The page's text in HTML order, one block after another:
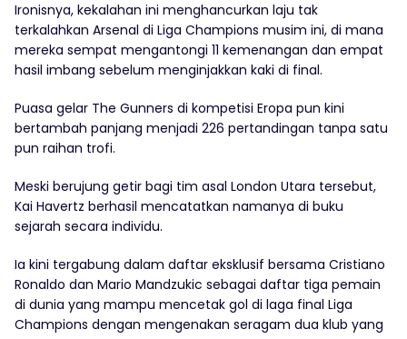
Ironisnya, kekalahan ini menghancurkan laju tak
terkalahkan Arsenal di Liga Champions musim ini, di mana
mereka sempat mengantongi 11 kemenangan dan empat
hasil imbang sebelum menginjakkan kaki di final.
Puasa gelar The Gunners di kompetisi Eropa pun kini
bertambah panjang menjadi 226 pertandingan tanpa satu
pun raihan trofi.
Meski berujung getir bagi tim asal London Utara tersebut,
Kai Havertz berhasil mencatatkan namanya di buku
sejarah secara individu.
Ia kini tergabung dalam daftar eksklusif bersama Cristiano
Ronaldo dan Mario Mandzukic sebagai daftar tiga pemain
di dunia yang mampu mencetak gol di laga final Liga
Champions dengan mengenakan seragam dua klub yang